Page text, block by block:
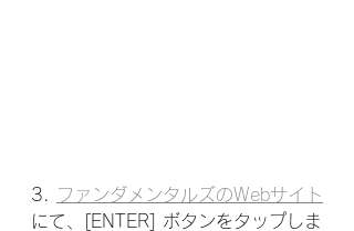
3.
ファンダメンタルズのWebサイト
にて、[ENTER] ボタンをタップしま